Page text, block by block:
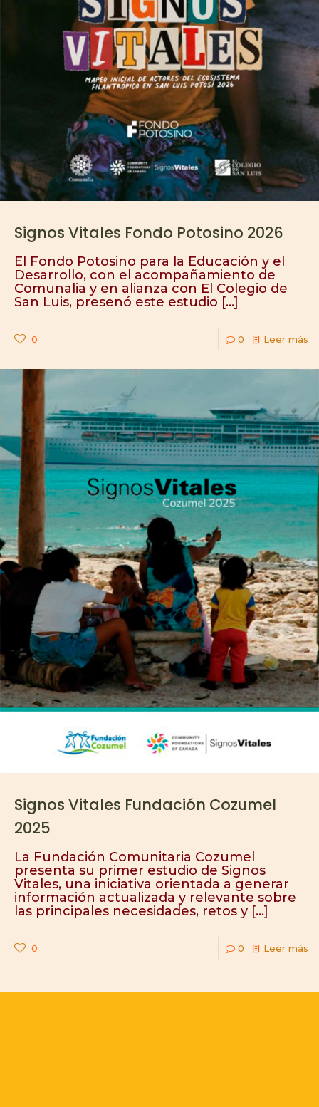
Signos Vitales Fondo Potosino 2026
El Fondo Potosino para la Educación y el
Desarrollo, con el acompañamiento de
Comunalia y en alianza con El Colegio de
San Luis, presenó este estudio […]
0 0 Leer más
Signos Vitales Fundación Cozumel
2025
La Fundación Comunitaria Cozumel
presenta su primer estudio de Signos
Vitales, una iniciativa orientada a generar
información actualizada y relevante sobre
las principales necesidades, retos y […]
0 0 Leer más